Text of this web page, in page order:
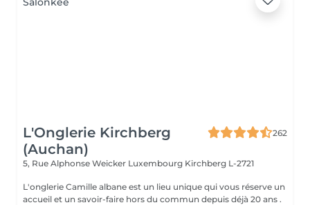
L'Onglerie Kirchberg
(Auchan)
262
5, Rue Alphonse Weicker Luxembourg Kirchberg L-2721
L'onglerie Camille albane est un lieu unique qui vous réserve un
accueil et un savoir-faire hors du commun depuis déjà 20 ans .